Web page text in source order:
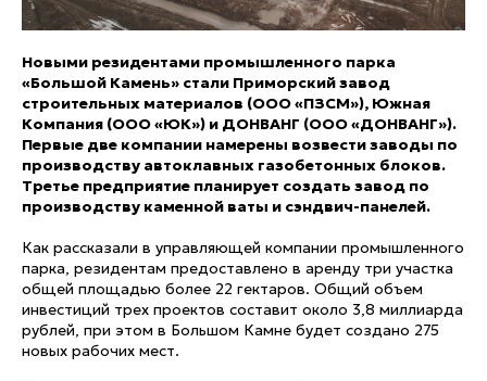
Новыми резидентами промышленного парка
«Большой Камень» стали Приморский завод
строительных материалов (ООО «ПЗСМ»), Южная
Компания (ООО «ЮК») и ДОНВАНГ (ООО «ДОНВАНГ»).
Первые две компании намерены возвести заводы по
производству автоклавных газобетонных блоков.
Третье предприятие планирует создать завод по
производству каменной ваты и сэндвич-панелей.
Как рассказали в управляющей компании промышленного
парка, резидентам предоставлено в аренду три участка
общей площадью более 22 гектаров. Общий объем
инвестиций трех проектов составит около 3,8 миллиарда
рублей, при этом в Большом Камне будет создано 275
новых рабочих мест.